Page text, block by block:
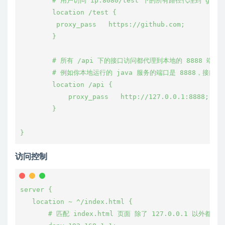
location /test {
proxy_pass   https://github.com;
}
# 所有 /api 下的接口访问都代理到本地的 8888 端口
# 例如你本地运行的 java 服务的端口是 8888，接口都
location /api {
proxy_pass   http://127.0.0.1:8888;
}
}
访问控制
server {
location ~ ^/index.html {
# 匹配 index.html 页面 除了 127.0.0.1 以外都可以